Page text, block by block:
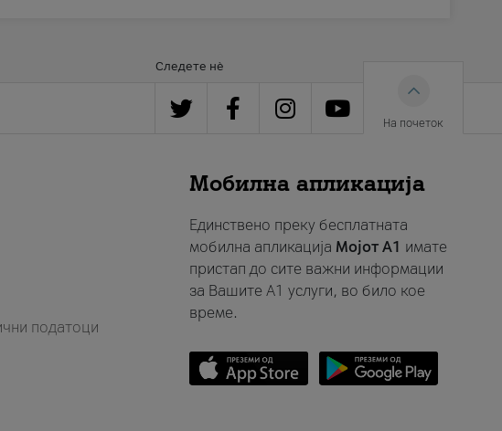
Следете нè
На почеток
податоци
Мобилна апликација
Единствено преку бесплатната
мобилна апликација Мојот A1 имате
пристап до сите важни информации
за Вашите A1 услуги, во било кое
време.